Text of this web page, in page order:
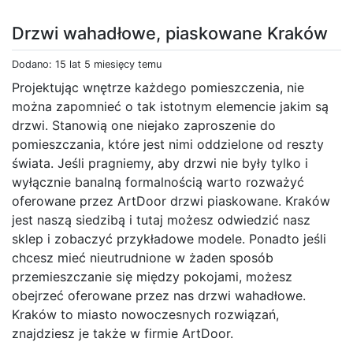
Drzwi wahadłowe, piaskowane Kraków
Dodano: 15 lat 5 miesięcy temu
Projektując wnętrze każdego pomieszczenia, nie
można zapomnieć o tak istotnym elemencie jakim są
drzwi. Stanowią one niejako zaproszenie do
pomieszczania, które jest nimi oddzielone od reszty
świata. Jeśli pragniemy, aby drzwi nie były tylko i
wyłącznie banalną formalnością warto rozważyć
oferowane przez ArtDoor drzwi piaskowane. Kraków
jest naszą siedzibą i tutaj możesz odwiedzić nasz
sklep i zobaczyć przykładowe modele. Ponadto jeśli
chcesz mieć nieutrudnione w żaden sposób
przemieszczanie się między pokojami, możesz
obejrzeć oferowane przez nas drzwi wahadłowe.
Kraków to miasto nowoczesnych rozwiązań,
znajdziesz je także w firmie ArtDoor.